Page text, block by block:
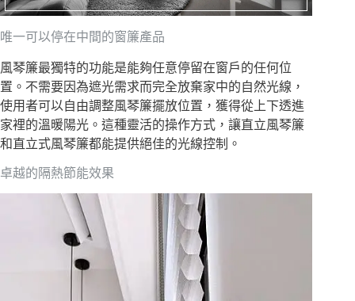
唯一可以停在中間的窗簾產品
風琴簾最獨特的功能是能夠任意停留在窗戶的任何位
置。不需要因為遮光需求而完全放棄家中的自然光線，
使用者可以自由調整風琴簾擺放位置，獲得從上下透進
家裡的溫暖陽光。這種靈活的操作方式，讓直立風琴簾
和直立式風琴簾都能提供絕佳的光線控制。
卓越的隔熱節能效果